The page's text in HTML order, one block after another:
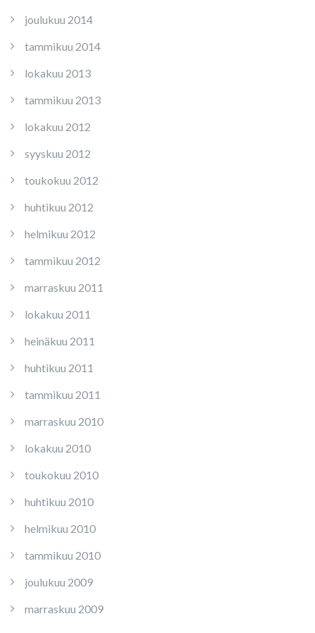
joulukuu 2014
tammikuu 2014
lokakuu 2013
tammikuu 2013
lokakuu 2012
syyskuu 2012
toukokuu 2012
huhtikuu 2012
helmikuu 2012
tammikuu 2012
marraskuu 2011
lokakuu 2011
heinäkuu 2011
huhtikuu 2011
tammikuu 2011
marraskuu 2010
lokakuu 2010
toukokuu 2010
huhtikuu 2010
helmikuu 2010
tammikuu 2010
joulukuu 2009
marraskuu 2009